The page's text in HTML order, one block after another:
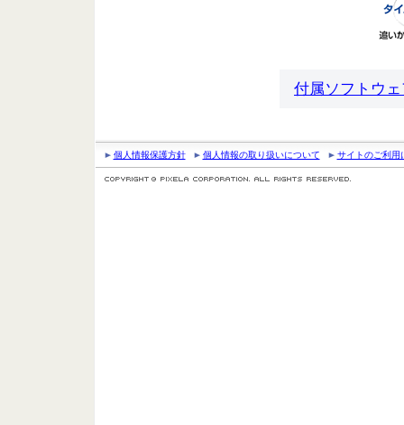
付属ソフトウ
個人情報保護方針 個人情報の取り扱いについて サイトのご利用